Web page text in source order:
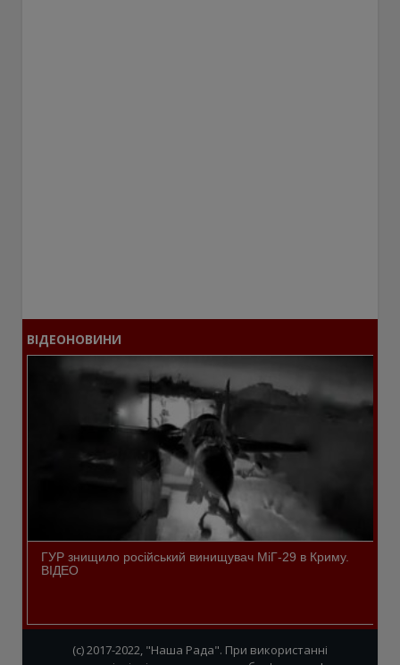
ВІДЕОНОВИНИ
ГУР знищило російський винищувач МіГ-29 в Криму.
ВІДЕО
(c) 2017-2022, "Наша Рада". При використанні